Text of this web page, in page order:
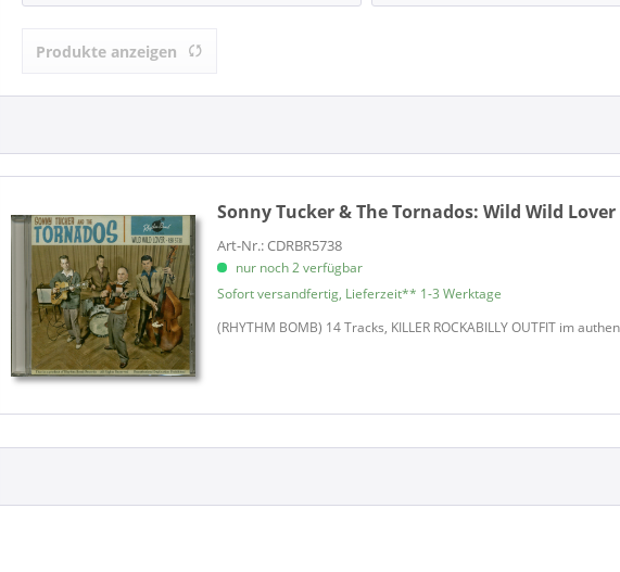
Produkte anzeigen
Sonny Tucker & The Tornados: Wild Wild Lover
Art-Nr.: CDRBR5738
nur noch 2 verfügbar
Sofort versandfertig, Lieferzeit** 1-3 Werktage
(RHYTHM BOMB) 14 Tracks, KILLER ROCKABILLY OUTFIT im